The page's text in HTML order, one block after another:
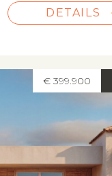
DETAILS
€ 399.900